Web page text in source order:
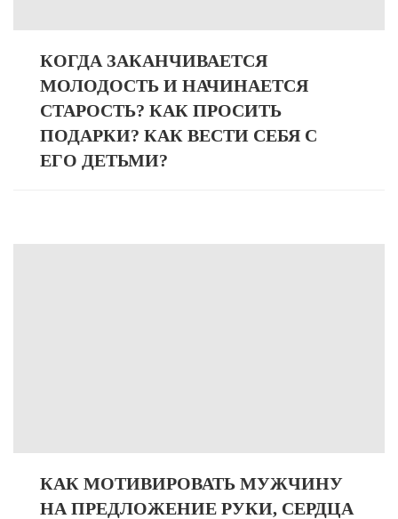
КОГДА ЗАКАНЧИВАЕТСЯ
МОЛОДОСТЬ И НАЧИНАЕТСЯ
СТАРОСТЬ? КАК ПРОСИТЬ
ПОДАРКИ? КАК ВЕСТИ СЕБЯ С
ЕГО ДЕТЬМИ?
КАК МОТИВИРОВАТЬ МУЖЧИНУ
НА ПРЕДЛОЖЕНИЕ РУКИ, СЕРДЦА